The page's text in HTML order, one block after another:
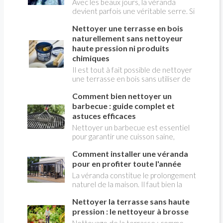
une sélection.
Avec les beaux jours, la véranda
devient parfois une véritable serre. Si
lumière naturelle, elle peut
rapidement devenir invivable lors des
fortes chaleurs. Heureusement, il
existe plusieurs solutions simples et
efficaces pour garder une véranda
fraîche même en pleine canicule.
Nettoyer une terrasse en bois
naturellement sans nettoyeur
haute pression ni produits
chimiques
Il est tout à fait possible de nettoyer
une terrasse en bois sans utiliser de
d'équipement puissant comme un
nettoyeur haute pression, tout en
respectant l’environnement et la
durabilité du bois. Voici une méthode
simple, naturelle et efficace, basée sur
des astuces maison et des
ingrédients faciles à trouver, pour
entretenir leur terrasse en douceur.
Comment bien nettoyer un
barbecue : guide complet et
astuces efficaces
Nettoyer un barbecue est essentiel
pour garantir une cuisson saine,
et éviter les mauvaises odeurs. Que
vous ayez un barbecue à gaz, à
charbon ou électrique, un bon
entretien après chaque utilisation
vous permettra de profiter pleinement
de vos grillades. Voici un guide complet
pour savoir comment bien nettoyer un
barbecue rapidement et efficacement.
Comment installer une véranda
pour en profiter toute l'année
La véranda constitue le prolongement
naturel de la maison. Il faut bien la
et elle en améliore le confort autant
que l’esthétique. Son implantation doit
profiter à l’éclairement naturel de la
Nettoyer la terrasse sans haute
pression : le nettoyeur à brosse